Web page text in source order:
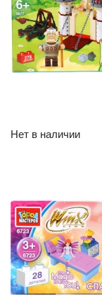
Нет в наличии